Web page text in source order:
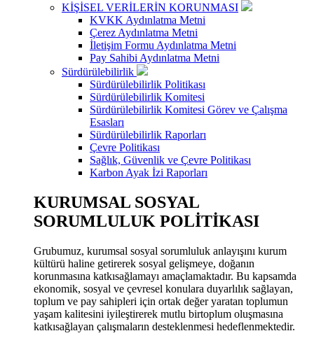
KİŞİSEL VERİLERİN KORUNMASI
KVKK Aydınlatma Metni
Çerez Aydınlatma Metni
İletişim Formu Aydınlatma Metni
Pay Sahibi Aydınlatma Metni
Sürdürülebilirlik
Sürdürülebilirlik Politikası
Sürdürülebilirlik Komitesi
Sürdürülebilirlik Komitesi Görev ve Çalışma
Esasları
Sürdürülebilirlik Raporları
Çevre Politikası
Sağlık, Güvenlik ve Çevre Politikası
Karbon Ayak İzi Raporları
KURUMSAL SOSYAL
SORUMLULUK POLİTİKASI
Grubumuz, kurumsal sosyal sorumluluk anlayışını kurum
kültürü haline getirerek sosyal gelişmeye, doğanın
korunmasına katkısağlamayı amaçlamaktadır. Bu kapsamda
ekonomik, sosyal ve çevresel konulara duyarlılık sağlayan,
toplum ve pay sahipleri için ortak değer yaratan toplumun
yaşam kalitesini iyileştirerek mutlu birtoplum oluşmasına
katkısağlayan çalışmaların desteklenmesi hedeflenmektedir.